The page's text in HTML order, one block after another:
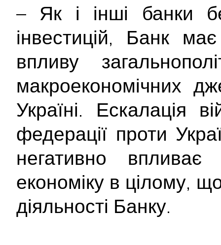
– Як і інші банки
інвестицій, Банк
впливу
макроекономічних
Україні. Ескалація
федерації проти
негативно
економіку в цілому,
діяльності Банку.